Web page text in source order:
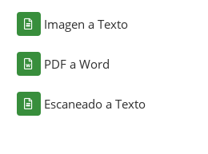
Imagen a Texto
PDF a Word
Escaneado a Texto